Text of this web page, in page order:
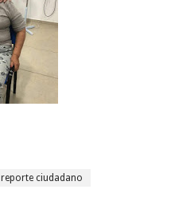
reporte ciudadano